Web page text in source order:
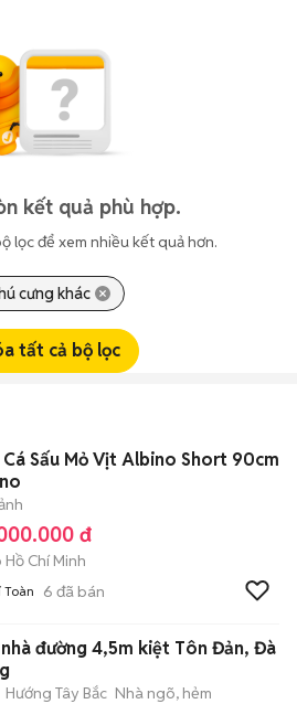
kết quả phù hợp.
lọc để xem nhiều kết quả hơn.
cưng khác
tất cả bộ lọc
Cá Sấu Mỏ Vịt Albino Short 90cm
đ
Hồ Chí Minh
Toàn 6 đã bán
nhà đường 4,5m kiệt Tôn Đản, Đà
Hướng Tây Bắc Nhà ngõ, hẻm